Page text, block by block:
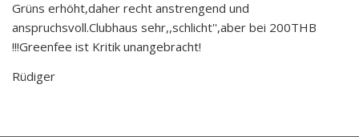
Grüns erhöht,daher recht anstrengend und
anspruchsvoll.Clubhaus sehr,,schlicht'',aber bei 200THB
!!!Greenfee ist Kritik unangebracht!
Rüdiger